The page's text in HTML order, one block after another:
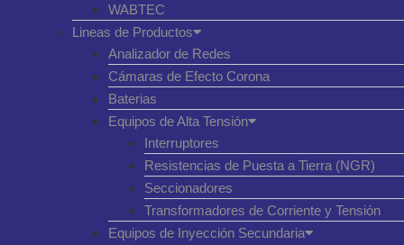
WABTEC
Lineas de Productos
Analizador de Redes
Cámaras de Efecto Corona
Baterias
Equipos de Alta Tensión
Interruptores
Resistencias de Puesta a Tierra (NGR)
Seccionadores
Transformadores de Corriente y Tensión
Equipos de Inyección Secundaria